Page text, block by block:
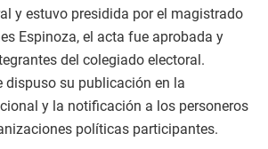
y estuvo presidida por el magistrado
Espinoza, el acta fue aprobada y
del colegiado electoral.
dispuso su publicación en la
y la notificación a los personeros
políticas participantes.